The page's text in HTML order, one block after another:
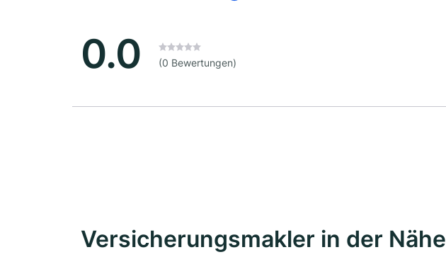
0.0 (0 Bewertungen)
Versicherungsmakler in der Nähe